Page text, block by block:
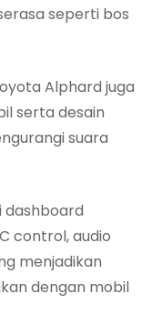
seperti bos
Alphard juga
serta desain
suara
dashboard
control, audio
menjadikan
dengan mobil